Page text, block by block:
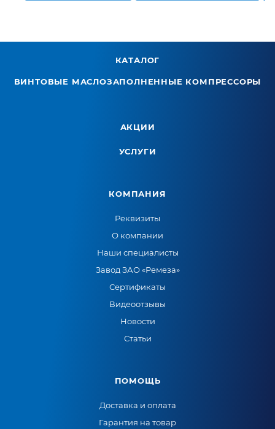
КАТАЛОГ
ВИНТОВЫЕ МАСЛОЗАПОЛНЕННЫЕ КОМПРЕССОРЫ
АКЦИИ
УСЛУГИ
КОМПАНИЯ
Реквизиты
О компании
Наши специалисты
Завод ЗАО «Ремеза»
Сертификаты
Видеоотзывы
Новости
Статьи
ПОМОЩЬ
Доставка и оплата
Гарантия на товар